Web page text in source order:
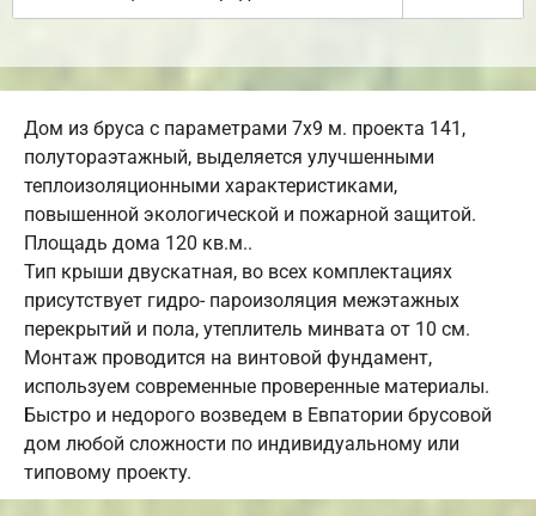
Дом из бруса с параметрами 7х9 м. проекта 141,
полутораэтажный, выделяется улучшенными
теплоизоляционными характеристиками,
повышенной экологической и пожарной защитой.
Площадь дома 120 кв.м..
Тип крыши двускатная, во всех комплектациях
присутствует гидро- пароизоляция межэтажных
перекрытий и пола, утеплитель минвата от 10 см.
Монтаж проводится на винтовой фундамент,
используем современные проверенные материалы.
Быстро и недорого возведем в Евпатории брусовой
дом любой сложности по индивидуальному или
типовому проекту.